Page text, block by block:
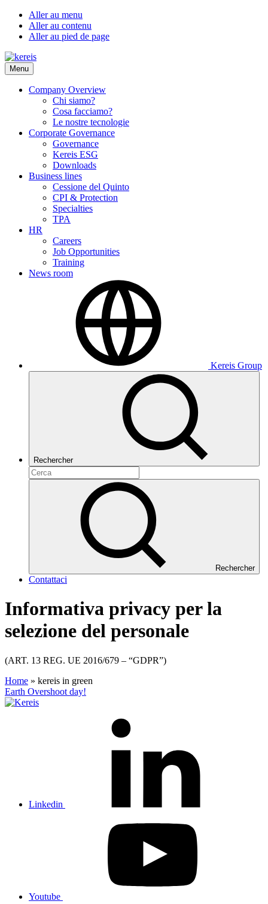
Aller au menu
Aller au contenu
Aller au pied de page
Menu
Company Overview
Chi siamo?
Cosa facciamo?
Le nostre tecnologie
Corporate Governance
Governance
Kereis ESG
Downloads
Business lines
Cessione del Quinto
CPI & Protection
Specialties
TPA
HR
Careers
Job Opportunities
Training
News room
Kereis Group
Rechercher
Rechercher
Contattaci
Informativa privacy per la
selezione del personale
(ART. 13 REG. UE 2016/679 – “GDPR”)
Home » kereis in green
Earth Overshoot day!
Linkedin
Youtube